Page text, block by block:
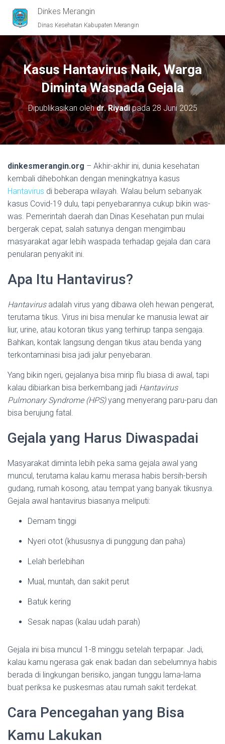
Dinkes Merangin
Dinas Kesehatan Kabupaten Merangin
Kasus Hantavirus Naik, Warga
Diminta Waspada Gejala
Dipublikasikan olehdr. Riyadipada 28 Juni 2025
dinkesmerangin.org – Akhir-akhir ini, dunia kesehatan
kembali dihebohkan dengan meningkatnya kasus
Hantavirus di beberapa wilayah. Walau belum sebanyak
kasus Covid-19 dulu, tapi penyebarannya cukup bikin was-
was. Pemerintah daerah dan Dinas Kesehatan pun mulai
bergerak cepat, salah satunya dengan mengimbau
masyarakat agar lebih waspada terhadap gejala dan cara
penularan penyakit ini.
Apa Itu Hantavirus?
Hantavirusadalah virus yang dibawa oleh hewan pengerat,
terutama tikus. Virus ini bisa menular ke manusia lewat air
liur, urine, atau kotoran tikus yang terhirup tanpa sengaja.
Bahkan, kontak langsung dengan tikus atau benda yang
terkontaminasi bisa jadi jalur penyebaran.
Yang bikin ngeri, gejalanya bisa mirip flu biasa di awal, tapi
kalau dibiarkan bisa berkembang jadi Hantavirus
Pulmonary Syndrome (HPS)yang menyerang paru-paru dan
bisa berujung fatal.
Gejala yang Harus Diwaspadai
Masyarakat diminta lebih peka sama gejala awal yang
muncul, terutama kalau kamu merasa habis bersih-bersih
gudang, rumah kosong, atau tempat yang banyak tikusnya.
Gejala awal hantavirus biasanya meliputi:
Demam tinggi
Nyeri otot (khususnya di punggung dan paha)
Lelah berlebihan
Mual, muntah, dan sakit perut
Batuk kering
Sesak napas (kalau udah parah)
Gejala ini bisa muncul 1-8 minggu setelah terpapar. Jadi,
kalau kamu ngerasa gak enak badan dan sebelumnya habis
berada di lingkungan berisiko, jangan tunggu lama-lama
buat periksa ke puskesmas atau rumah sakit terdekat.
Cara Pencegahan yang Bisa
Kamu Lakukan